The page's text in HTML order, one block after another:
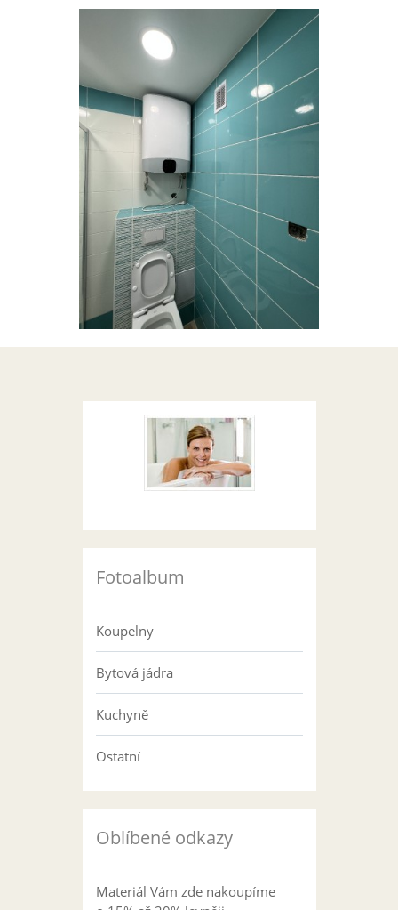
Fotoalbum
Koupelny
Bytová jádra
Kuchyně
Ostatní
Oblíbené odkazy
Materiál Vám zde nakoupíme